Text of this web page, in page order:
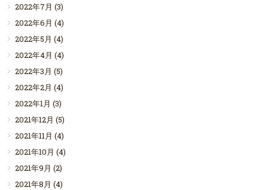
2022年7月 (3)
2022年6月 (4)
2022年5月 (4)
2022年4月 (4)
2022年3月 (5)
2022年2月 (4)
2022年1月 (3)
2021年12月 (5)
2021年11月 (4)
2021年10月 (4)
2021年9月 (2)
2021年8月 (4)